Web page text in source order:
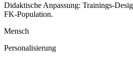
Didaktische Anpassung: Trainings-
FK-Population.
Mensch
Personalisierung